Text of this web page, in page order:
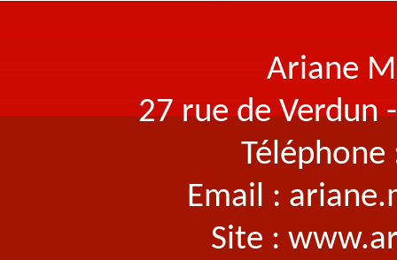
Ariane
27 rue de Verdun
Email :
Site :